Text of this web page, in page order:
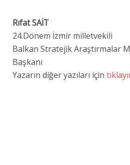
Rıfat SAİT
24.Dönem İzmir milletvekili
Balkan Stratejik Araştırmalar
Başkanı
Yazarın diğer yazıları için